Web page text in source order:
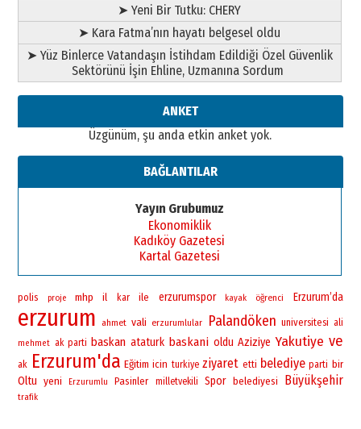
➤ Yeni Bir Tutku: CHERY
➤ Kara Fatma’nın hayatı belgesel oldu
➤ Yüz Binlerce Vatandaşın İstihdam Edildiği Özel Güvenlik
Sektörünü İşin Ehline, Uzmanına Sordum
ANKET
Üzgünüm, şu anda etkin anket yok.
BAĞLANTILAR
Yayın Grubumuz
Ekonomiklik
Kadıköy Gazetesi
Kartal Gazetesi
polis proje mhp il kar ile erzurumspor kayak öğrenci Erzurum’da
erzurum ahmet vali erzurumlular Palandöken universitesi ali
mehmet ak parti baskan ataturk baskani oldu Aziziye Yakutiye ve
ak Erzurum'da Eğitim icin turkiye ziyaret etti belediye parti bir
Oltu yeni Erzurumlu Pasinler milletvekili Spor belediyesi Büyükşehir
trafik